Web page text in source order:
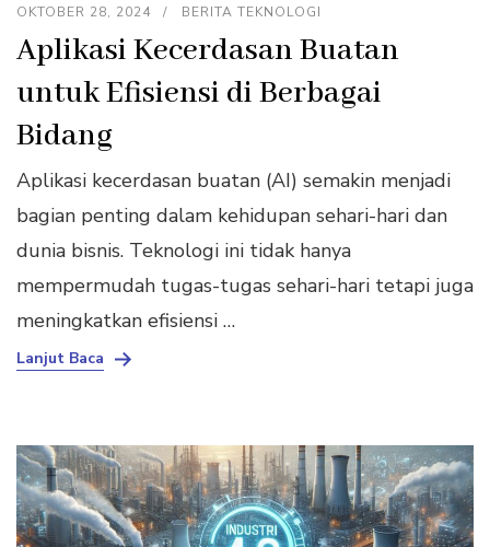
OKTOBER 28, 2024 BERITA TEKNOLOGI
Aplikasi Kecerdasan Buatan
untuk Efisiensi di Berbagai
Bidang
Aplikasi kecerdasan buatan (AI) semakin menjadi
bagian penting dalam kehidupan sehari-hari dan
dunia bisnis. Teknologi ini tidak hanya
mempermudah tugas-tugas sehari-hari tetapi juga
meningkatkan efisiensi …
Lanjut Baca